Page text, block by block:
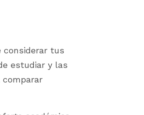
considerar tus
estudiar y las
comparar